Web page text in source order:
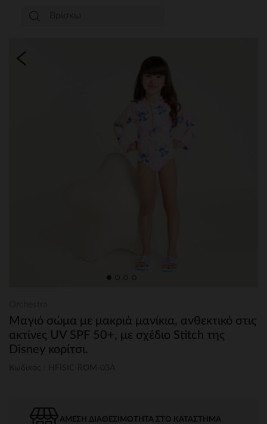
Μαγιό σώμα με μακριά μανίκια, ανθεκτικό στις
ακτίνες UV SPF 50+, με σχέδιο Stitch της
Disney κορίτσι.
ΆΜΕΣΗ ΔΙΑΘΕΣΙΜΌΤΗΤΑ ΣΤΟ ΚΑΤΆΣΤΗΜΑ